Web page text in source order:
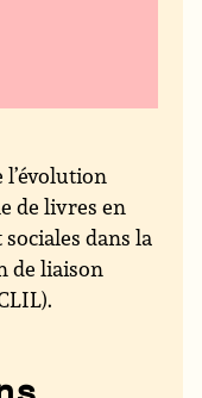
l’évolution
de livres en
dans la
de liaison